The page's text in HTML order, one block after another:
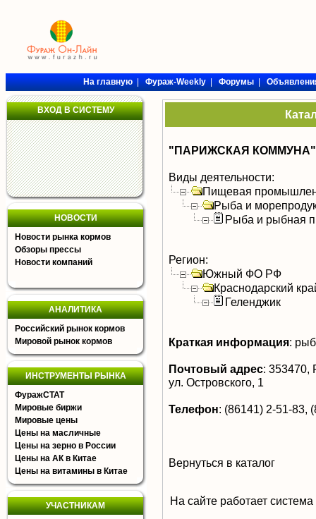
На главную|Фураж-Weekly|Форумы|
ВХОД В СИСТЕМУ
НОВОСТИ
Новости рынка кормов
Обзоры прессы
Новости компаний
АНАЛИТИКА
Российский рынок кормов
Мировой рынок кормов
ИНСТРУМЕНТЫ РЫНКА
ФуражСТАТ
Мировые биржи
Мировые цены
Цены на масличные
Цены на зерно в России
Цены на АК в Китае
Цены на витамины в Китае
УЧАСТНИКАМ
"ПАРИЖСКАЯ КОММУНА"
Виды деятельности:
Пищевая
Рыба и
Рыба и рыбная
Регион:
Южный ФО РФ
Краснодарский
Геленджик
Краткая информация:
Почтовый адрес: 353470,
ул. Островского, 1
Телефон: (86141) 2-51-83,
Вернуться в каталог
На сайте работает